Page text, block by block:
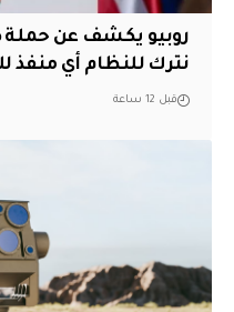
روبيو يكشف عن حملة
نترك للنظام أي منفذ
قبل 12 ساعة